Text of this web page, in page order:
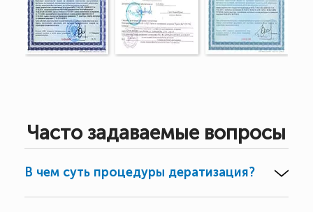
Часто задаваемые вопросы
В чем суть процедуры дератизация?